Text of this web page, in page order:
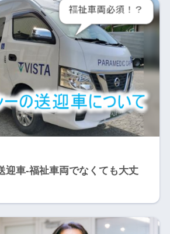
迎車-福祉車両でなくても大丈